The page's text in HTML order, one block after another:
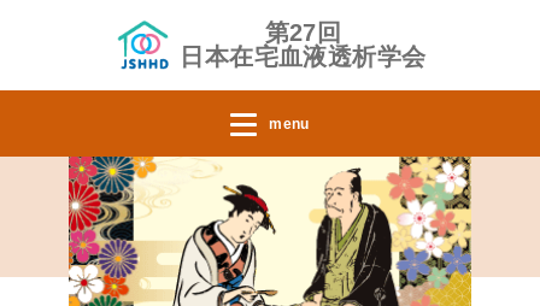
第27回
日本在宅血液透析学会
menu